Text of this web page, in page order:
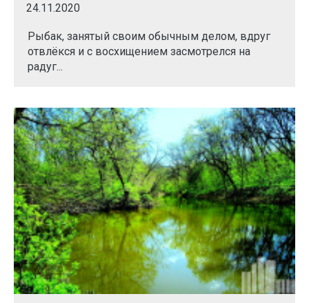
24.11.2020
Рыбак, занятый своим обычным делом, вдруг
отвлёкся и с восхищением засмотрелся на
радуг...